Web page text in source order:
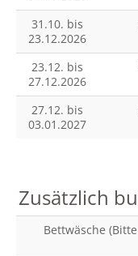
31.10. bis
23.12.2026
23.12. bis
27.12.2026
27.12. bis
03.01.2027
Zusätzlich
Bettwäsche